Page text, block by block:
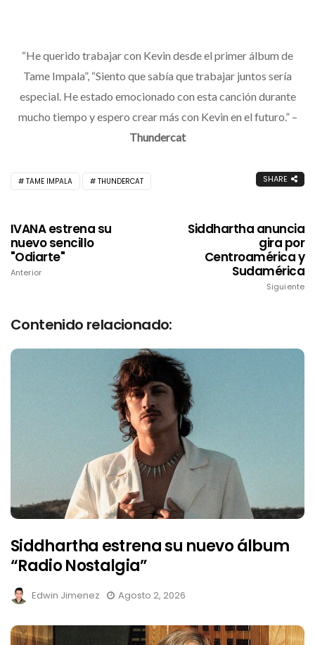
“He querido trabajar con Kevin desde el primer álbum de
Tame Impala”, “Siento que sabía que trabajar juntos sería
especial. He estado emocionado con esta canción durante
mucho tiempo y espero crear más con Kevin en el futuro.” –
Thundercat
TAME IMPALA THUNDERCAT SHARE
IVANA estrena su
nuevo sencillo
"Odiarte"
Anterior
Siddhartha anuncia
gira por
Centroamérica y
Sudamérica
Siguiente
Contenido relacionado:
Siddhartha estrena su nuevo álbum
“Radio Nostalgia”
Edwin Jimenez Agosto 2, 2026